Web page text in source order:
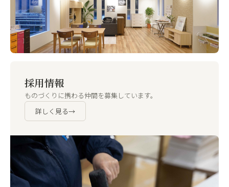
採用情報
ものづくりに携わる仲間を募集しています。
詳しく見る→